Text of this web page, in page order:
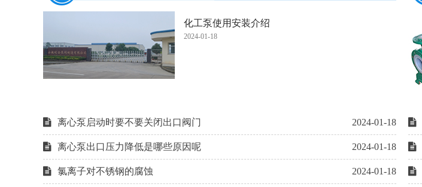
化工泵使用安装介绍
2024-01-18
离心泵启动时要不要关闭出口阀门 2024-01-18
离心泵出口压力降低是哪些原因呢 2024-01-18
氯离子对不锈钢的腐蚀 2024-01-18